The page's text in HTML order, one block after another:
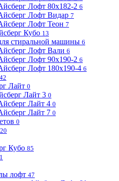
Лофт 80х182-2 6
Лофт Видар 7
Лофт Теон 7
Кубо 13
стиральной машины 6
Лофт Вали 6
Лофт 90х190-2 6
Лофт 180х190-4 6
42
Лайт 0
Лайт 3 0
Лайт 4 0
Лайт 7 0
0
20
Кубо 85
1
лофт 47